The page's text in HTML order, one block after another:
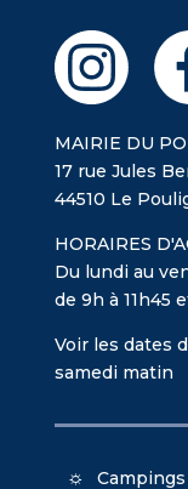
MAIRIE DU
17 rue Jules
44510 Le
HORAIRES
Du lundi au
de 9h à 11h45
Voir les dates
samedi matin